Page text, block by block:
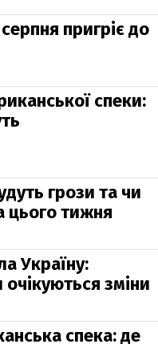
пригріє до
спеки:
грози та чи
цього тижня
Україну:
зміни
спека: де